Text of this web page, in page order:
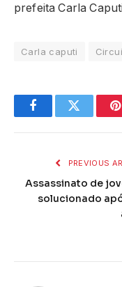
prefeita Carla
Carla caputi
FacebookTwitter
PREVIOUS
Assassinato de
solucionado